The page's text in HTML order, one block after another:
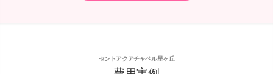
セントアクアチャペル星ヶ丘